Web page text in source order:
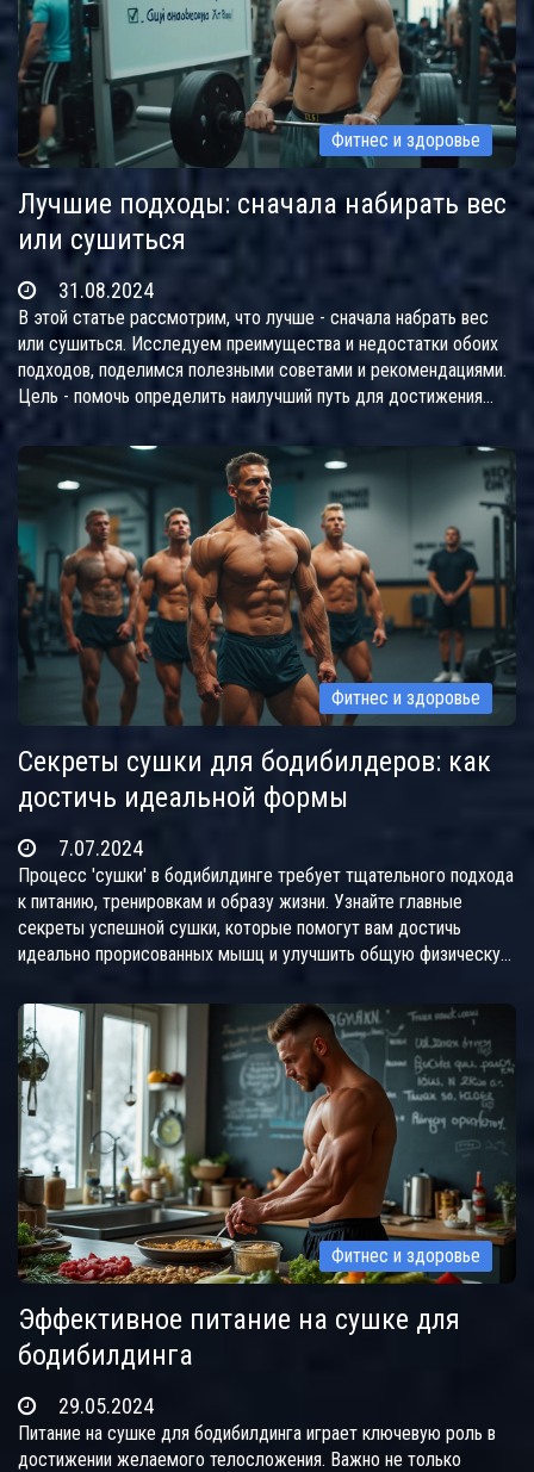
Фитнес и здоровье
Лучшие подходы: сначала набирать вес
или сушиться
31.08.2024
В этой статье рассмотрим, что лучше - сначала набрать вес
или сушиться. Исследуем преимущества и недостатки обоих
подходов, поделимся полезными советами и рекомендациями.
Цель - помочь определить наилучший путь для достижения
желаемых результатов в фитнесе.
Фитнес и здоровье
Секреты сушки для бодибилдеров: как
достичь идеальной формы
7.07.2024
Процесс 'сушки' в бодибилдинге требует тщательного подхода
к питанию, тренировкам и образу жизни. Узнайте главные
секреты успешной сушки, которые помогут вам достичь
идеально прорисованных мышц и улучшить общую физическую
мотивация, а также важность отдыха и восстановления.
Фитнес и здоровье
Эффективное питание на сушке для
бодибилдинга
29.05.2024
Питание на сушке для бодибилдинга играет ключевую роль в
достижении желаемого телосложения. Важно не только